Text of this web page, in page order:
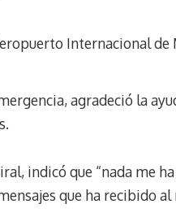
Internacional de
agradeció la
indicó que “nada me
que ha recibido